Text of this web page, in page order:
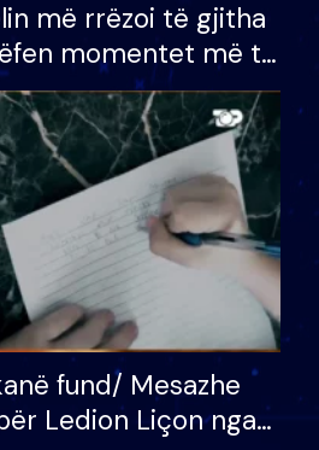
më rrëzoi të gjitha
momentet më të
e BB VIP: Do më
mëngjesit kur…
fund/ Mesazhe
Ledion Liçon nga